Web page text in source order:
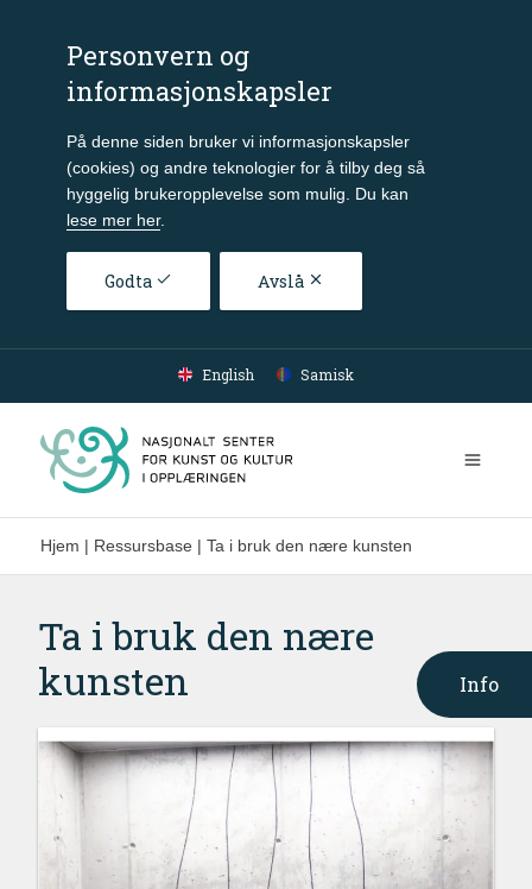
Personvern og
informasjonskapsler
På denne siden bruker vi informasjonskapsler
(cookies) og andre teknologier for å tilby deg så
hyggelig brukeropplevelse som mulig. Du kan
lese mer her.
Godta Avslå
Gå til hovedinnhold
English Samisk
Hjem | Ressursbase | Ta i bruk den nære kunsten
Info
Ta i bruk den nære
kunsten